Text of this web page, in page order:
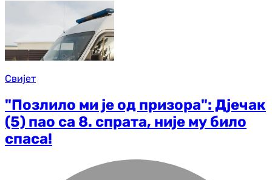
Свијет
"Позлило ми је од призора": Дјечак
(5) пао са 8. спрата, није му било
спаса!